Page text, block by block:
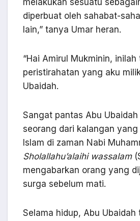
melakukan sesuatu
diperbuat oleh sahabat-
lain,” tanya Umar heran.
“Hai Amirul Mukminin,
peristirahatan yang aku
Ubaidah.
Sangat pantas Abu
seorang dari kalangan
Islam di zaman Nabi
Sholallahu’alaihi wassalam
mengabarkan orang yang
surga sebelum mati.
Selama hidup, Abu Ubaidah